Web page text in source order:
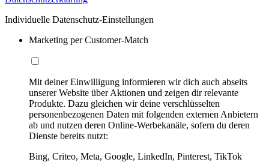
Individuelle Datenschutz-Einstellungen
Marketing per Customer-Match
Mit deiner Einwilligung informieren wir dich auch abseits
unserer Website über Aktionen und zeigen dir relevante
Produkte. Dazu gleichen wir deine verschlüsselten
personenbezogenen Daten mit folgenden externen Anbietern
ab und nutzen deren Online-Werbekanäle, sofern du deren
Dienste bereits nutzt:
Bing, Criteo, Meta, Google, LinkedIn, Pinterest, TikTok